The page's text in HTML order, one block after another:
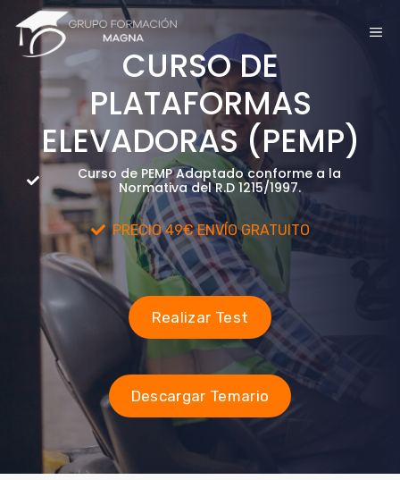
Saltar
contenido
CURSO DE
PLATAFORMAS
ELEVADORAS (PEMP)
Curso de PEMP Adaptado conforme a la
Normativa del R.D 1215/1997.
PRECIO 49€ ENVÍO GRATUITO
Realizar Test
Descargar Temario